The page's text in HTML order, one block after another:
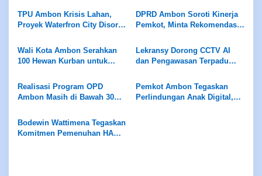
Warga
TPU Ambon Krisis Lahan,
Proyek Waterfron City Disorot
DPRD Ambon Soroti Kinerja
Pemkot, Minta Rekomendasi
Ditindaklanjuti
Wali Kota Ambon Serahkan
100 Hewan Kurban untuk
1447 H
Lekransy Dorong CCTV AI
dan Pengawasan Terpadu
JMP
Realisasi Program OPD
Ambon Masih di Bawah 30
dan Armada Damkar Hibah
Pemkot Ambon Tegaskan
Perlindungan Anak Digital,
Bodewin Wattimena Tegaskan
Komitmen Pemenuhan HAM,